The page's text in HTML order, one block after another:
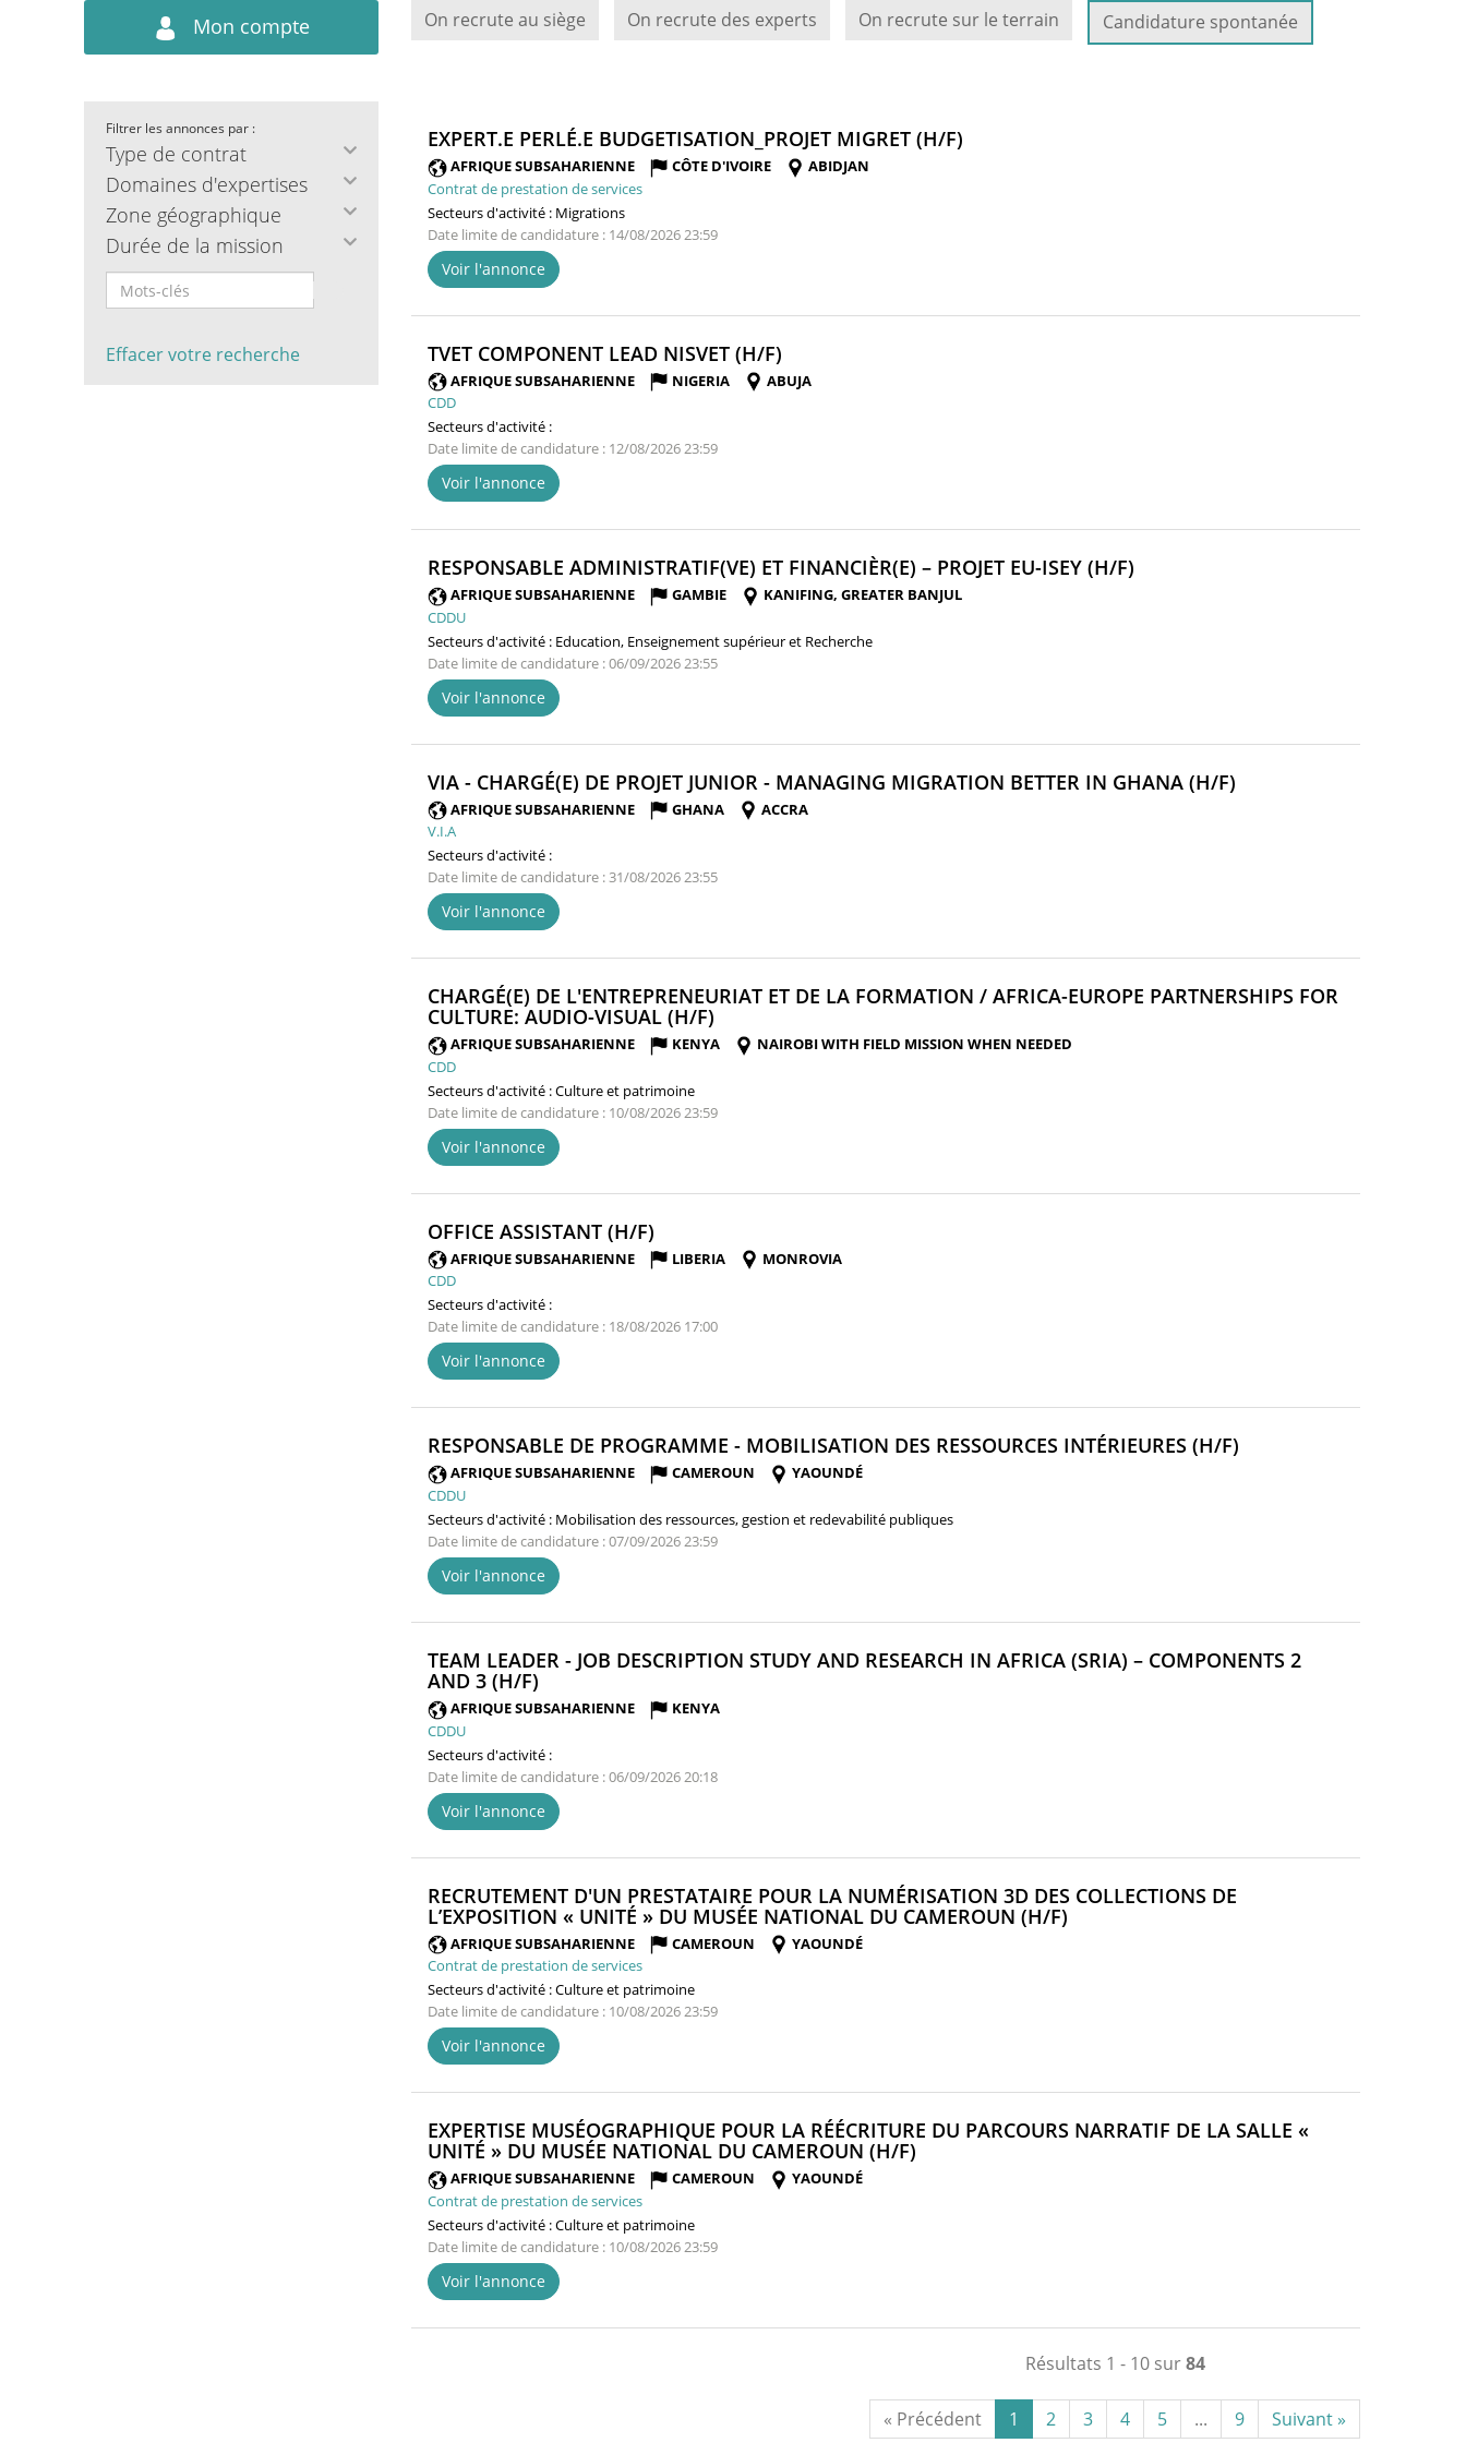
Mon compte On recrute au siège On recrute des experts On recrute sur le terrain Candidature spontanée
Filtrer les annonces par :
Type de contrat
Domaines d'expertises
Zone géographique
Durée de la mission
Effacer votre recherche
EXPERT.E PERLÉ.E BUDGETISATION_PROJET MIGRET (H/F)
AFRIQUE SUBSAHARIENNE CÔTE D'IVOIRE
ABIDJAN
Contrat de prestation de services
Secteurs d'activité : Migrations
Date limite de candidature : 14/08/2026 23:59
Voir l'annonce
TVET COMPONENT LEAD NISVET (H/F)
FENÊTRE)
AFRIQUE SUBSAHARIENNE NIGERIA
ABUJA
CDD
Secteurs d'activité :
Date limite de candidature : 12/08/2026 23:59
Voir l'annonce
RESPONSABLE ADMINISTRATIF(VE) ET FINANCIÈR(E) – PROJET EU-ISEY (H/F)
AFRIQUE SUBSAHARIENNE GAMBIE
KANIFING, GREATER BANJUL
CDDU
Secteurs d'activité : Education, Enseignement supérieur et Recherche
Date limite de candidature : 06/09/2026 23:55
Voir l'annonce
VIA - CHARGÉ(E) DE PROJET JUNIOR - MANAGING MIGRATION BETTER IN GHANA (H/F)
AFRIQUE SUBSAHARIENNE GHANA
ACCRA
V.I.A
Secteurs d'activité :
Date limite de candidature : 31/08/2026 23:55
Voir l'annonce
CHARGÉ(E) DE L'ENTREPRENEURIAT ET DE LA FORMATION / AFRICA-EUROPE PARTNERSHIPS FOR
CULTURE: AUDIO-VISUAL (H/F)
FENÊTRE)
AFRIQUE SUBSAHARIENNE KENYA
NAIROBI WITH FIELD MISSION WHEN NEEDED
CDD
Secteurs d'activité :Culture et patrimoine
Date limite de candidature : 10/08/2026 23:59
Voir l'annonce
OFFICE ASSISTANT (H/F)
FENÊTRE)
AFRIQUE SUBSAHARIENNE LIBERIA
MONROVIA
CDD
Secteurs d'activité :
Date limite de candidature : 18/08/2026 17:00
Voir l'annonce
RESPONSABLE DE PROGRAMME - MOBILISATION DES RESSOURCES INTÉRIEURES (H/F)
AFRIQUE SUBSAHARIENNE CAMEROUN
YAOUNDÉ
CDDU
Secteurs d'activité : Mobilisation des ressources, gestion et redevabilité publiques
Date limite de candidature : 07/09/2026 23:59
Voir l'annonce
TEAM LEADER - JOB DESCRIPTION STUDY AND RESEARCH IN AFRICA (SRIA) – COMPONENTS 2
AND 3 (H/F) (NOUVELLE
FENÊTRE)
AFRIQUE SUBSAHARIENNE
KENYA
CDDU
Secteurs d'activité :
Date limite de candidature : 06/09/2026 20:18
Voir l'annonce
RECRUTEMENT D'UN PRESTATAIRE POUR LA NUMÉRISATION 3D DES COLLECTIONS DE
L’EXPOSITION « UNITÉ » DU MUSÉE NATIONAL DU CAMEROUN (H/F)
AFRIQUE SUBSAHARIENNE CAMEROUN
YAOUNDÉ
Contrat de prestation de services
Secteurs d'activité :Culture et patrimoine
Date limite de candidature : 10/08/2026 23:59
Voir l'annonce
EXPERTISE MUSÉOGRAPHIQUE POUR LA RÉÉCRITURE DU PARCOURS NARRATIF DE LA SALLE «
UNITÉ » DU MUSÉE NATIONAL DU CAMEROUN (H/F)
AFRIQUE SUBSAHARIENNE CAMEROUN
YAOUNDÉ
Contrat de prestation de services
Secteurs d'activité :Culture et patrimoine
Date limite de candidature : 10/08/2026 23:59
Voir l'annonce
Résultats 1 - 10 sur84
« Précédent 1 2 3 4 5 ... 9 Suivant »